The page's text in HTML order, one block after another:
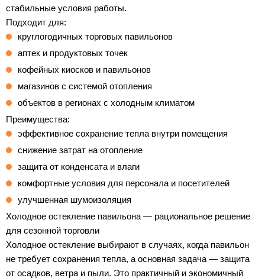
стабильные условия работы.
Подходит для:
круглогодичных торговых павильонов
аптек и продуктовых точек
кофейных киосков и павильонов
магазинов с системой отопления
объектов в регионах с холодным климатом
Преимущества:
эффективное сохранение тепла внутри помещения
снижение затрат на отопление
защита от конденсата и влаги
комфортные условия для персонала и посетителей
улучшенная шумоизоляция
Холодное остекление павильона — рациональное решение
для сезонной торговли
Холодное остекление выбирают в случаях, когда павильон
не требует сохранения тепла, а основная задача — защита
от осадков, ветра и пыли. Это практичный и экономичный